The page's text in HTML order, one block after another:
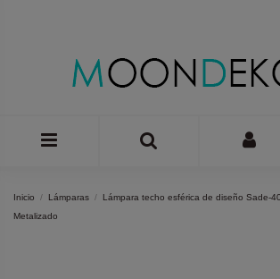
Inicio Lámparas
Lámpara techo esférica de diseño Sade-
Metalizado